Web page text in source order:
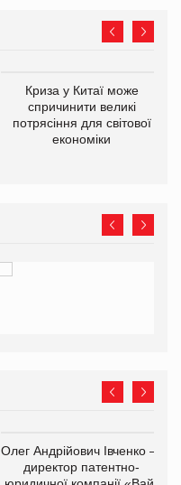
Криза у Китаї може
спричинити великі
потрясіння для світової
економіки
Олег Андрійович Івченко —
директор патентно-